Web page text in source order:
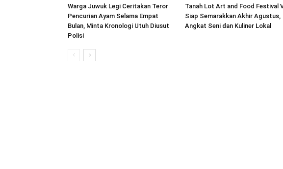
Warga Juwuk Legi Ceritakan Teror
Pencurian Ayam Selama Empat
Bulan, Minta Kronologi Utuh Diusut
Polisi
Tanah Lot Art and Food Festival
Siap Semarakkan Akhir Agustus,
Angkat Seni dan Kuliner Lokal